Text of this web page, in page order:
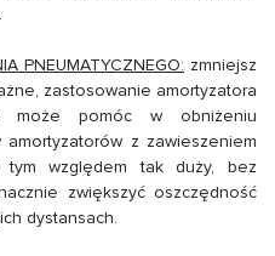
PNEUMATYCZNEGO: zmniejsz
zastosowanie amortyzatora
może pomóc w obniżeniu
z zawieszeniem
względem tak duży, bez
zwiększyć oszczędność
dystansach.